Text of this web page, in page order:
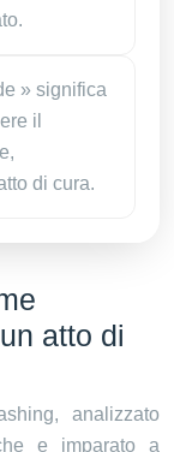
» significa
il
di cura.
atto di
analizzato
e imparato a